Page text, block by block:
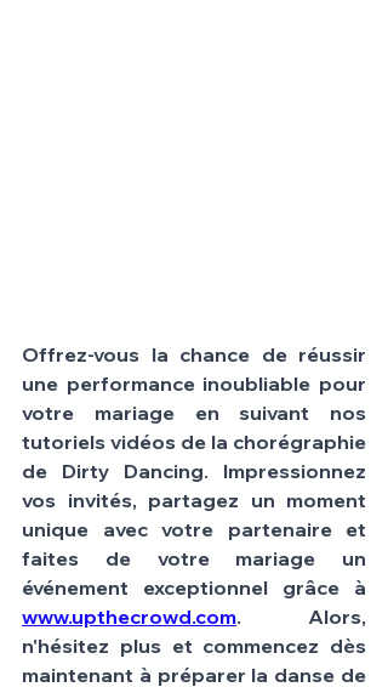
Offrez-vous la chance de réussir
une performance inoubliable pour
votre mariage en suivant nos
tutoriels vidéos de la chorégraphie
de Dirty Dancing. Impressionnez
vos invités, partagez un moment
unique avec votre partenaire et
faites de votre mariage un
www.upthecrowd.com. Alors,
n'hésitez plus et commencez dès
maintenant à préparer la danse de